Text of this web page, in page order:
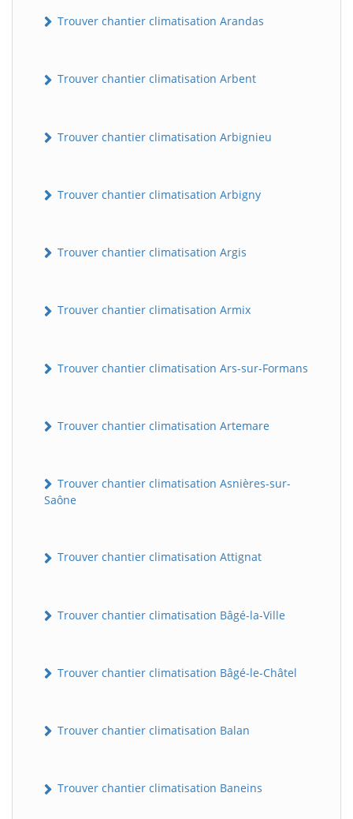
Trouver chantier climatisation Arandas
Trouver chantier climatisation Arbent
Trouver chantier climatisation Arbignieu
Trouver chantier climatisation Arbigny
Trouver chantier climatisation Argis
Trouver chantier climatisation Armix
Trouver chantier climatisation Ars-sur-Formans
Trouver chantier climatisation Artemare
Trouver chantier climatisation Asnières-sur-
Saône
Trouver chantier climatisation Attignat
Trouver chantier climatisation Bâgé-la-Ville
Trouver chantier climatisation Bâgé-le-Châtel
Trouver chantier climatisation Balan
Trouver chantier climatisation Baneins